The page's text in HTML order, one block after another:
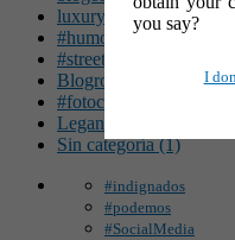
you say?
I
luxury (49)
#humor (47)
#streetart (34)
Blogroll (26)
#fotocinéfila (25)
Leganés (16)
Sin categoría (1)
#indignados
#podemos
#SocialMedia